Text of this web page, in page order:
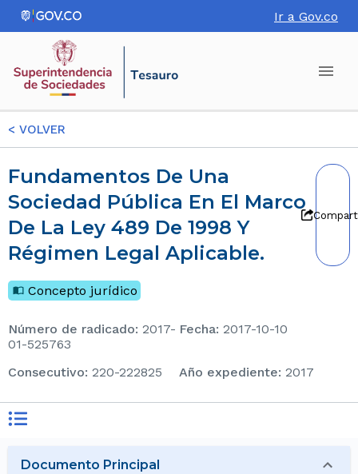
Ir a Gov.co
< VOLVER
Fundamentos De Una
Sociedad Pública En El Marco
De La Ley 489 De 1998 Y
Régimen Legal Aplicable.
Concepto jurídico
Número de radicado: 2017-
01-525763
Fecha: 2017-10-10
consecutivo: 220-222825 Año expediente: 2017
Documento Principal